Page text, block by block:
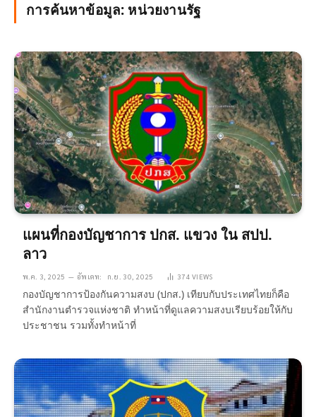
การค้นหาข้อมูล: หน่วยงานรัฐ
แผนที่กองบัญชาการ ปกส. แขวง ใน สปป.
ลาว
พ.ค. 3, 2025 อัพเดท: ก.ย. 30, 2025 374VIEWS
กองบัญชาการป้องกันความสงบ (ปกส.) เทียบกับประเทศไทยก็คือ
สำนักงานตำรวจแห่งชาติ ทำหน้าที่ดูแลความสงบเรียบร้อยให้กับ
ประชาชน รวมทั้งทำหน้าที่